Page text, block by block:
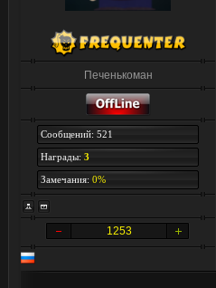
Печенькоман
Сообщений: 521
Награды: 3
Замечания: 0%
1253